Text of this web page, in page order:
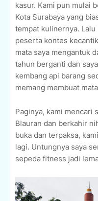
kasur. Kami pun mulai
Kota Surabaya yang
tempat kulinernya.
peserta kontes
mata saya mengantuk
tahun berganti dan
kembang api barang
memang membuat
Paginya, kami mencari
Blauran dan berkahir
buka dan terpaksa,
lagi. Untungnya saya
sepeda fitness jadi